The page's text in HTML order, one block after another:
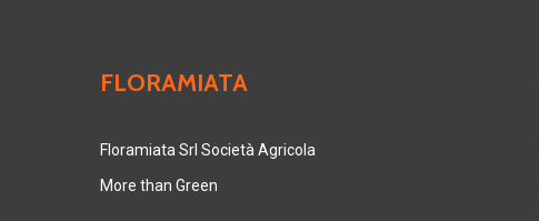
FLORAMIATA
Floramiata Srl Società Agricola
More than Green